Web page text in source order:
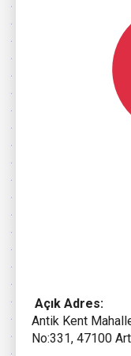
Açık Adres:
Antik Kent
No:331, 47100